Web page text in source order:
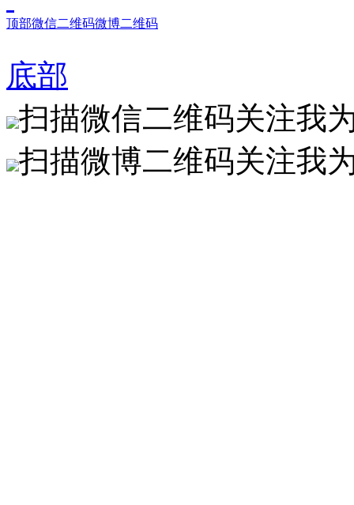
顶部微信二维码微博二维码
底部
扫描微信二维码关注我
扫描微博二维码关注我